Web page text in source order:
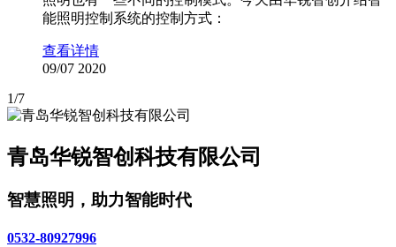
能照明控制系统的控制方式：
查看详情
09/07 2020
1/7
青岛华锐智创科技有限公司
智慧照明，助力智能时代
0532-80927996